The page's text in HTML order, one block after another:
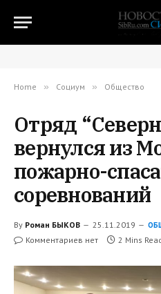
Home » Социум » Общество
Отряд
вернулся из
пожарно-
соревнований
By Роман БЫКОВ 25.11.2019
Комментариев нет 2 Mins